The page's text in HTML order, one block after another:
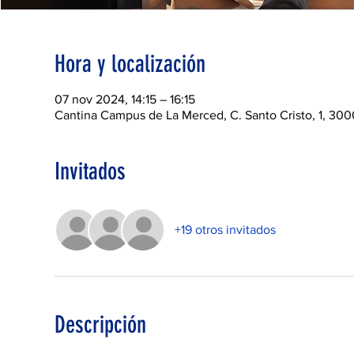
Hora y localización
07 nov 2024, 14:15 – 16:15
Cantina Campus de La Merced, C. Santo Cristo, 1,
Invitados
+19 otros invitados
Descripción